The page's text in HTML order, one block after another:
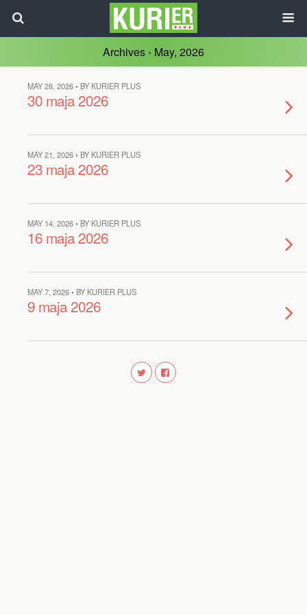
Archives › May, 2026
MAY 28, 2026 • BY KURIER PLUS
30 maja 2026
MAY 21, 2026 • BY KURIER PLUS
23 maja 2026
MAY 14, 2026 • BY KURIER PLUS
16 maja 2026
MAY 7, 2026 • BY KURIER PLUS
9 maja 2026